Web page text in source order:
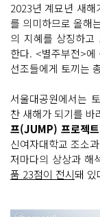
2023년 계묘년 새해
를 의미하므로 올해
의 지혜를 상징하고
한다. <별주부전>에
선조들에게 토끼는
서울대공원에서는
찬 새해가 되기를 바
프(JUMP) 프로젝트
신여자대학교 조소
저마다의 상상과 해
품 23점이 전시돼 있